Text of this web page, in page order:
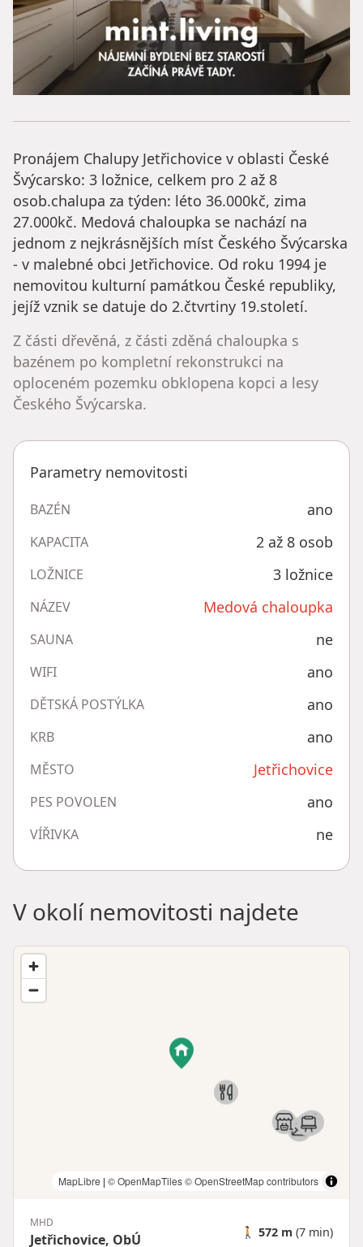
Pronájem Chalupy Jetřichovice v oblasti České
Švýcarsko: 3 ložnice, celkem pro 2 až 8
osob.chalupa za týden: léto 36.000kč, zima
27.000kč. Medová chaloupka se nachází na
jednom z nejkrásnějších míst Českého Švýcarska
- v malebné obci Jetřichovice. Od roku 1994 je
nemovitou kulturní památkou České republiky,
jejíž vznik se datuje do 2.čtvrtiny 19.století.
Z části dřevěná, z části zděná chaloupka s
bazénem po kompletní rekonstrukci na
oploceném pozemku obklopena kopci a lesy
Českého Švýcarska.
Parametry nemovitosti
BAZÉN ano
KAPACITA 2 až 8 osob
LOŽNICE 3 ložnice
NÁZEV Medová chaloupka
SAUNA ne
WIFI ano
DĚTSKÁ POSTÝLKA ano
KRB ano
MĚSTO Jetřichovice
PES POVOLEN ano
VÍŘIVKA ne
V okolí nemovitosti najdete
MapLibre | © OpenMapTiles© OpenStreetMap contributors
MHD
Jetřichovice, ObÚ 🚶 572 m (7 min)